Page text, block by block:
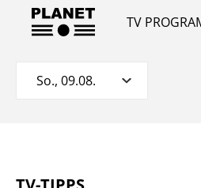
TV
So., 09.08.